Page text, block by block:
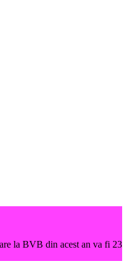
la BVB din acest an va fi 23